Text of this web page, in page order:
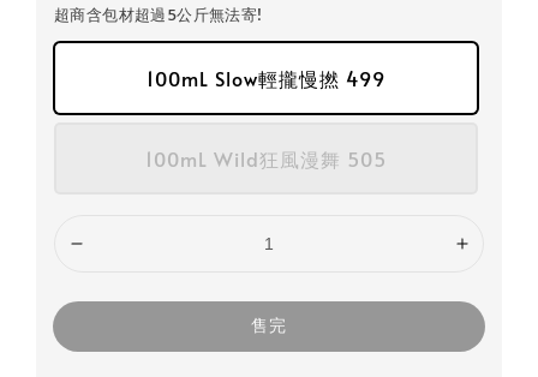
超商含包材超過5公斤無法寄!
100mL Slow輕攏慢撚 499
100mL Wild狂風漫舞 505
售完